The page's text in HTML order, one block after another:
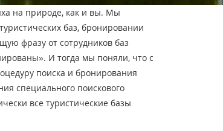
на природе, как и вы. Мы
баз, бронировании
фразу от сотрудников баз
И тогда мы поняли, что с
поиска и бронирования
специального поискового
все туристические базы